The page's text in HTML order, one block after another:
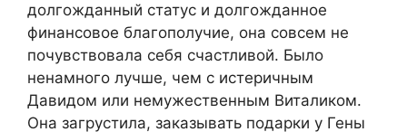
долгожданный статус и долгожданное
финансовое благополучие, она совсем не
почувствовала себя счастливой. Было
ненамного лучше, чем с истеричным
Давидом или немужественным Виталиком.
Она загрустила, заказывать подарки у Гены